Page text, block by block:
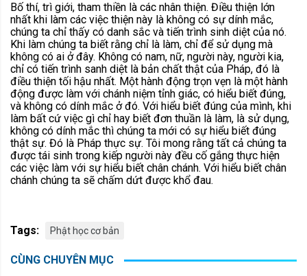
Bố thí, trì giới, tham thiền là các nhân thiện. Điều thiện lớn
nhất khi làm các việc thiện này là không có sự dính mắc,
chúng ta chỉ thấy có danh sắc và tiến trình sinh diệt của nó.
Khi làm chúng ta biết rằng chỉ là làm, chỉ để sử dụng mà
không có ai ở đây. Không có nam, nữ, người này, người kia,
chỉ có tiến trình sanh diệt là bản chất thật của Pháp, đó là
điều thiện tối hậu nhất. Một hành động trọn vẹn là một hành
động được làm với chánh niệm tỉnh giác, có hiểu biết đúng,
và không có dính mắc ở đó. Với hiểu biết đúng của mình, khi
làm bất cứ việc gì chỉ hay biết đơn thuần là làm, là sử dụng,
không có dính mắc thì chúng ta mới có sự hiểu biết đúng
thật sự. Đó là Pháp thực sự. Tôi mong rằng tất cả chúng ta
được tái sinh trong kiếp người này đều cố gắng thực hiện
các việc làm với sự hiểu biết chân chánh. Với hiểu biết chân
chánh chúng ta sẽ chấm dứt được khổ đau.
Tags: Phật học cơ bản
CÙNG CHUYÊN MỤC